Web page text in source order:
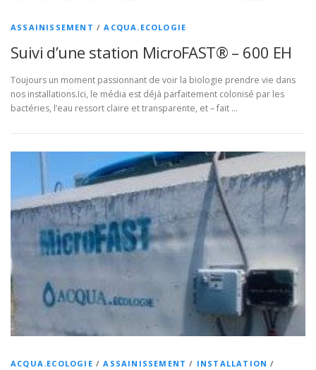
ASSAINISSEMENT /ACQUA.ECOLOGIE
Suivi d’une station MicroFAST® – 600 EH
Toujours un moment passionnant de voir la biologie prendre vie dans
nos installations.Ici, le média est déjà parfaitement colonisé par les
bactéries, l’eau ressort claire et transparente, et – fait …
ACQUA.ECOLOGIE /ASSAINISSEMENT / INSTALLATION /